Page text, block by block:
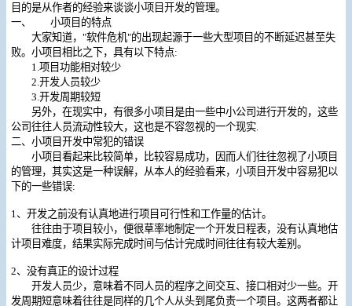
目的是从作者的经验来谈谈小项目开发的管理。
一、 小项目的特点
大家知道，"软件危机"的出现起源于一些大型项目的不断延迟甚至失
败。小项目相比之下，具有以下特点:
1.项目功能相对较少
2.开发人员较少
3.开发周期较短
另外，在现实中，有很多小项目是由一些中小公司进行开发的，这些
公司往往人员流动性较大，这也是不容忽视的一个现实.
二、小项目开发中常犯的错误
小项目看起来比较简单，比较容易成功，因而人们往往忽视了小项目
的管理，其实这是一种误解，从本人的经验看来，小项目开发中容易犯以
下的一些错误:
1、开发之前没有认真地进行项目可行性和工作量的估计。
往往由于项目较小，便很草率地制定一个开发日程表，没有认真地估
计项目难度，结果实际完成时间与估计完成时间往往有较大差别。
2、没有真正的设计过程
开发人员少，意味着不同人员的程序之间交互、接口相对少一些。开
发周期短意味着往往是同样的几个人从头到尾负责一个项目。这两者都让